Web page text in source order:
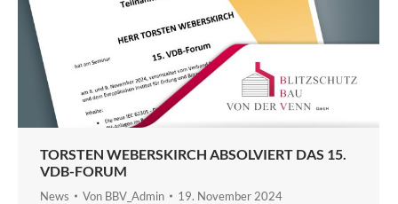
TORSTEN WEBERSKIRCH ABSOLVIERT DAS 15.
VDB-FORUM
News Von BBV_Admin 19. November 2024